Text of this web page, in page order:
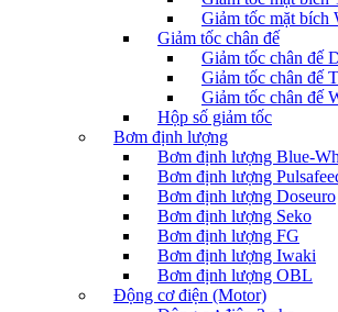
Giảm tốc mặt bích
Giảm tốc chân đế
Giảm tốc chân đế
Giảm tốc chân đế
Giảm tốc chân đế
Hộp số giảm tốc
Bơm định lượng
Bơm định lượng Blue-
Bơm định lượng
Bơm định lượng Doseuro
Bơm định lượng Seko
Bơm định lượng FG
Bơm định lượng Iwaki
Bơm định lượng OBL
Động cơ điện (Motor)